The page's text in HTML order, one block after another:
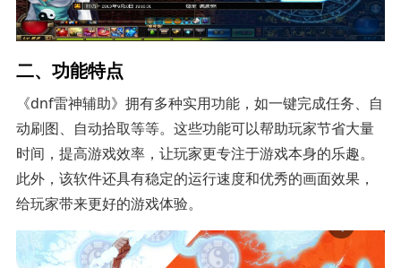
二、功能特点
《dnf雷神辅助》拥有多种实用功能，如一键完成任务、自
动刷图、自动拾取等等。这些功能可以帮助玩家节省大量
时间，提高游戏效率，让玩家更专注于游戏本身的乐趣。
此外，该软件还具有稳定的运行速度和优秀的画面效果，
给玩家带来更好的游戏体验。